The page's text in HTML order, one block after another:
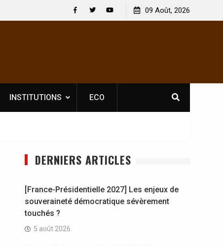
Nouvelle licence obligatoire pour les spectacles : En
Côte d’Ivoire, l’opérateur culturel Soldat Jahboy se
09 Août, 2026
INSTITUTIONS ECO
DERNIERS ARTICLES
[France-Présidentielle 2027] Les enjeux de
souveraineté démocratique sévèrement
touchés ?
5 août 2026